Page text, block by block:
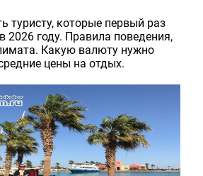
туристу, которые первый раз
2026 году. Правила поведения,
Какую валюту нужно
цены на отдых.